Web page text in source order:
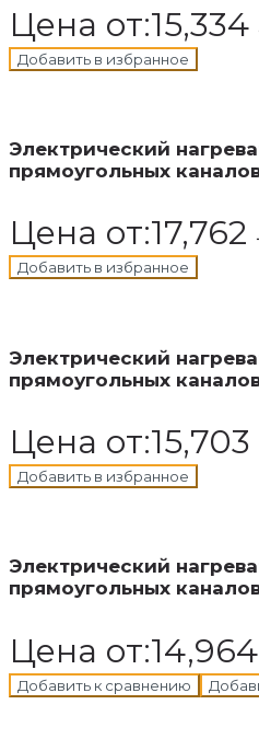
Цена от:15,334
Добавить в избранное
Электрический
прямоугольных
Цена от:17,762
Добавить в избранное
Электрический
прямоугольных
Цена от:15,703
Добавить в избранное
Электрический
прямоугольных
Цена от:14,964
Добавить к сравнению